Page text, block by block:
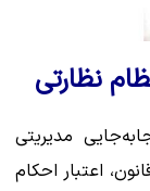
نظارتی
مدیریتی
اعتبار احکام